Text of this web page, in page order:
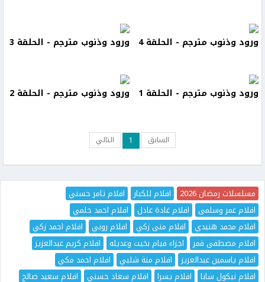
ورود وذنوب مترجم - الحلقة 4 ورود وذنوب مترجم - الحلقة 3
ورود وذنوب مترجم - الحلقة 1 ورود وذنوب مترجم - الحلقة 2
السابق 1 التالي
مسلسلات رمضان 2026 افلام للكبار
افلام تامر حسني
افلام عمر وسلمى
افلام غادة عادل
افلام احمد حلمي
افلام محمد هنيدي
افلام منى زكي افلام روبي
افلام احمد زكي
افلام مصطفى قمر
اجزاء فيام بخيت وعديله
افلام كريم عبدالعزيز
افلام ياسمين عبدالعزيز
افلام منة شلبي
افلام احمد مكي
افلام نيكول سابا
افلام يسرا افلام سعاد حسني افلام سعيد صالح